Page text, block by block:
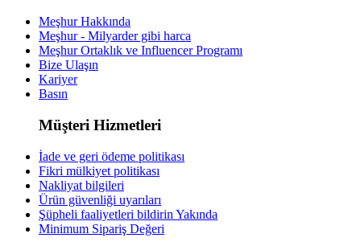
Meşhur Hakkında
Meşhur - Milyarder gibi harca
Meşhur Ortaklık ve Influencer Programı
Bize Ulaşın
Kariyer
Basın
Müşteri Hizmetleri
İade ve geri ödeme politikası
Fikri mülkiyet politikası
Nakliyat bilgileri
Ürün güvenliği uyarıları
Şüpheli faaliyetleri bildirin Yakında
Minimum Sipariş Değeri